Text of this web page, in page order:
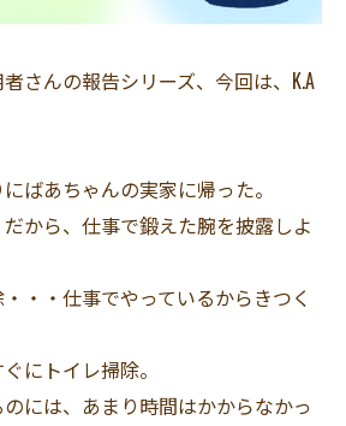
さんの報告シリーズ、今回は、K.A
ばあちゃんの実家に帰った。
から、仕事で鍛えた腕を披露しよ
・・仕事でやっているからきつく
にトイレ掃除。
には、あまり時間はかからなかっ